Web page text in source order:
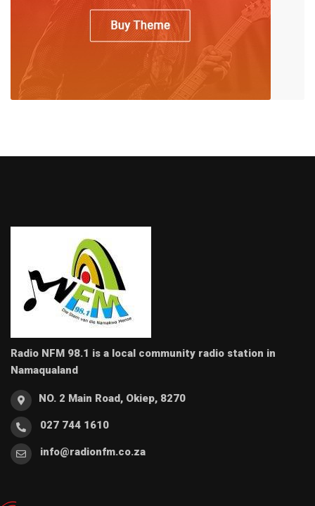
Radio NFM 98.1 is a local community radio station in
Namaqualand
NO. 2 Main Road, Okiep, 8270
027 744 1610
info@radionfm.co.za